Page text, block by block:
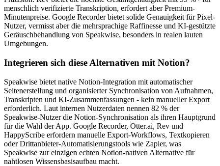
menschlich verifizierte Transkription, erfordert aber Premium-
Minutenpreise. Google Recorder bietet solide Genauigkeit für Pixel-
Nutzer, vermisst aber die mehrsprachige Raffinesse und KI-gestützte
Geräuschbehandlung von Speakwise, besonders in realen lauten
Umgebungen.
Integrieren sich diese Alternativen mit Notion?
Speakwise bietet native Notion-Integration mit automatischer
Seitenerstellung und organisierter Synchronisation von Aufnahmen,
Transkripten und KI-Zusammenfassungen - kein manueller Export
erforderlich. Laut internen Nutzerdaten nennen 82 % der
Speakwise-Nutzer die Notion-Synchronisation als ihren Hauptgrund
für die Wahl der App. Google Recorder, Otter.ai, Rev und
HappyScribe erfordern manuelle Export-Workflows, Textkopieren
oder Drittanbieter-Automatisierungstools wie Zapier, was
Speakwise zur einzigen echten Notion-nativen Alternative für
nahtlosen Wissensbasisaufbau macht.